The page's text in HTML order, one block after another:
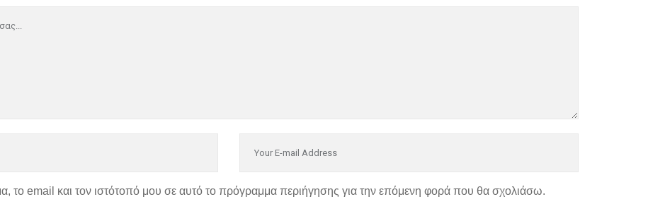
το email και τον ιστότοπό μου σε αυτό το πρόγραμμα περιήγησης για την επόμενη φορά που θα σχολιάσω.